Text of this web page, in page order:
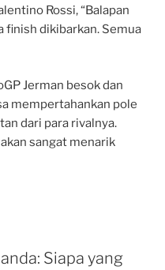
Rossi, “Balapan
finish dikibarkan. Semua
Jerman besok dan
mempertahankan pole
dari para rivalnya.
sangat menarik
Siapa yang